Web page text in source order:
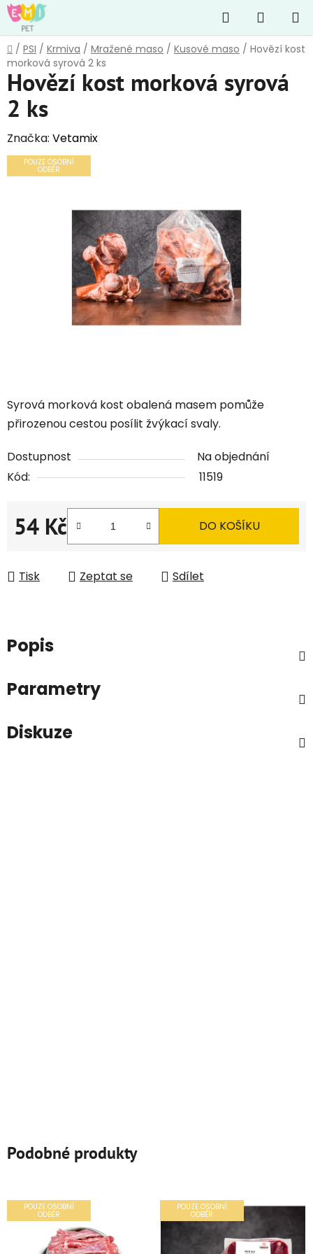
Přejít
na
obsah
Hledat
KOŠÍK
Domů
/ PSI / Krmiva / Mražené maso / Kusové maso / Hovězí kost
morková syrová 2 ks
Syrová morková kost obalená masem pomůže
přirozenou cestou posílit žvýkací svaly.
Dostupnost
Na objednání
Kód:
11519
54 Kč
Měrná cena:
DO KOŠÍKU
Tisk Zeptat se Sdílet
Hovězí kost morková syrová
2 ks
Značka: Vetamix
POUZE OSOBNÍ
ODBĚR
Popis
Parametry
Diskuze
Podobné produkty
POUZE OSOBNÍ
ODBĚR
POUZE OSOBNÍ
ODBĚR